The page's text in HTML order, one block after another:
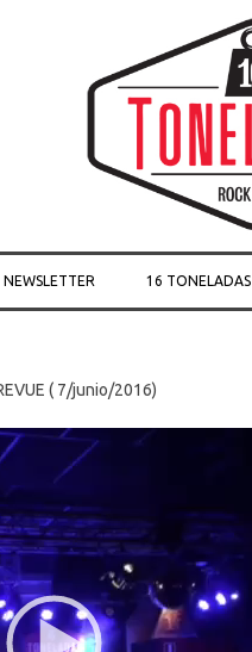
16 TONELADAS
( 7/junio/2016)